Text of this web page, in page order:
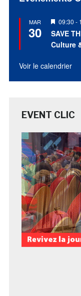
MAR
30
Mis
en
avant
09:30 -
SAVE
Culture
Voir le calendrier
EVENT CLIC